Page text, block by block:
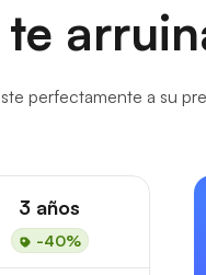
perfectamente a su
3 años
-40%